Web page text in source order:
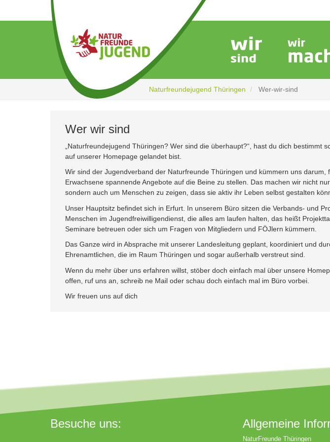
Naturfreundejugend Thüringen Wer-wir-sind
Wer wir sind
„Naturfreundejugend Thüringen? Wer sind die überhaupt?“, hast du dich bestimmt
auf unserer Homepage gelandet bist.
Wir sind der Jugendverband der Naturfreunde Thüringen und kümmern uns darum,
Erwachsene spannende Angebote auf die Beine zu stellen. Das machen wir nicht
sondern auch um Menschen zu zeigen, dass sie aktiv ihr Leben selbst gestalten
Unser Hauptsitz befindet sich in Erfurt. In unserem Büro sitzen die Verbands- und
Menschen im Jugendfreiwilligendienst, die alles am laufen halten, das heißt
Seminare betreuen oder sich um Fragen von Mitgliedern und FÖJlern kümmern.
Das Ganze wird in Absprache mit unserer Landesleitung geplant, koordiniert und
Ehrenamtlichen, die im Raum Thüringen und sogar außerhalb verstreut sind.
Wenn du mehr über uns erfahren willst, stöber doch einfach mal über unsere
offen, ruf uns an, schreib ne Mail oder schau doch einfach mal im Büro vorbei.
Wir freuen uns auf dich
Besuche uns: Allgemeine
NaturFreunde Thüringen